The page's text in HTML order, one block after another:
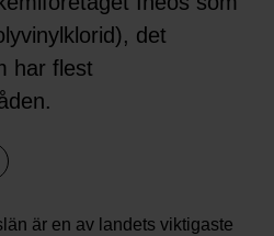
det
har flest
är en av landets viktigaste